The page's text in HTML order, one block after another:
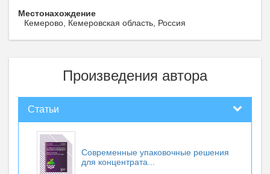
Местонахождение
Кемерово, Кемеровская область, Россия
Произведения автора
Статьи
Современные упаковочные решения
для концентрата...